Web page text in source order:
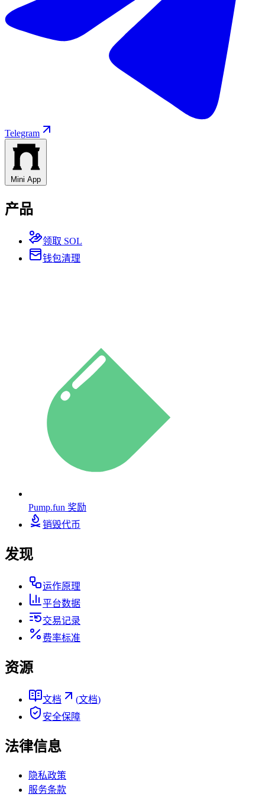
Telegram
Mini App
产品
领取 SOL
钱包清理
Pump.fun 奖励
销毁代币
发现
运作原理
平台数据
交易记录
费率标准
资源
文档 (文档)
安全保障
法律信息
隐私政策
服务条款